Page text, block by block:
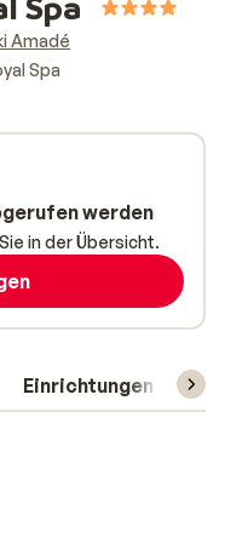
Amadé
Spa
Einrichtungen
werden
in der Übersicht.